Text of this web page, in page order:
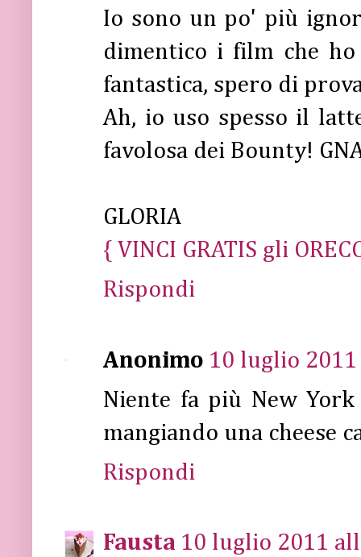
Io sono un po' più
dimentico i film che ho
fantastica, spero di
Ah, io uso spesso il
favolosa dei Bounty!
GLORIA
{ VINCI GRATIS gli
Rispondi
Anonimo 10 luglio
Niente fa più New
mangiando una cheese
Rispondi
Fausta 10 luglio 2011